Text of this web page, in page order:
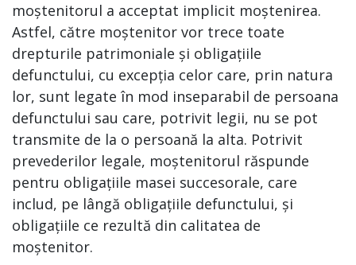
moștenitorul a acceptat implicit moștenirea.
Astfel, către moștenitor vor trece toate
drepturile patrimoniale și obligațiile
defunctului, cu excepția celor care, prin natura
lor, sunt legate în mod inseparabil de persoana
defunctului sau care, potrivit legii, nu se pot
transmite de la o persoană la alta. Potrivit
prevederilor legale, moștenitorul răspunde
pentru obligațiile masei succesorale, care
includ, pe lângă obligațiile defunctului, și
obligațiile ce rezultă din calitatea de
moștenitor.